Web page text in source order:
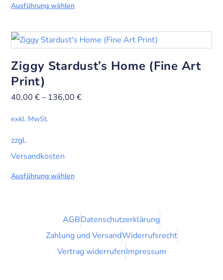
Ausführung wählen
Ziggy Stardust’s Home (Fine Art
Print)
40,00€– 136,00€
exkl. MwSt.
zzgl.
Versandkosten
Ausführung wählen
AGBDatenschutzerklärung
Zahlung und VersandWiderrufsrecht
Vertrag widerrufenImpressum